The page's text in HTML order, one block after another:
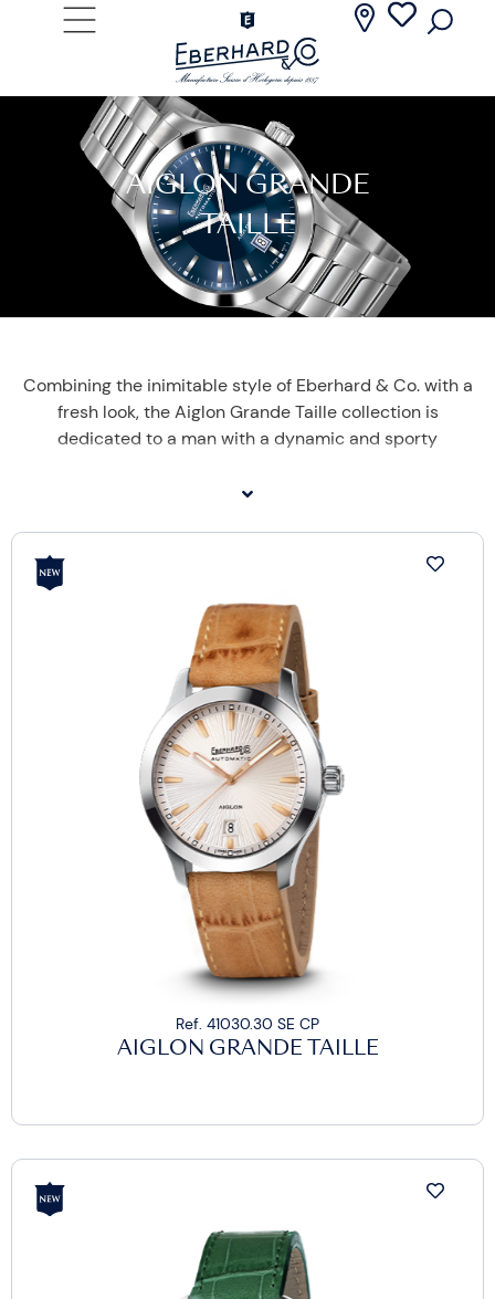
AIGLON GRANDE
TAILLE
Combining the inimitable style of Eberhard & Co. with a
fresh look, the Aiglon Grande Taille collection is
dedicated to a man with a dynamic and sporty
and housed in a 41 mm steel case, this watch is
is available with a vintage leather strap, an ostrich
strap or the Chablis steel bracelet with 2CLICK® two-
button clasp.
Ref. 41030.30 SE CP
AIGLON GRANDE TAILLE